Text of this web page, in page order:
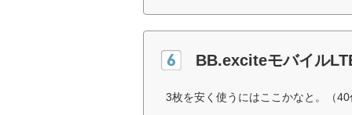
BB.exciteモバイル
3枚を安く使うにはここかなと。（